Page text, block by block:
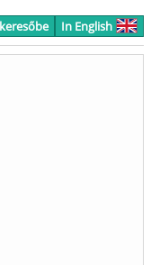
In English